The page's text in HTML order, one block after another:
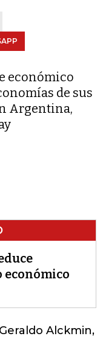
económico
de sus
Argentina,
Geraldo Alckmin,